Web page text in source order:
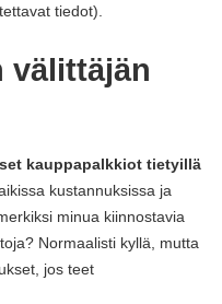
tiedot).
välittäjän
kauppapalkkiot tietyillä
kustannuksissa ja
minua kiinnostavia
Normaalisti kyllä, mutta
jos teet